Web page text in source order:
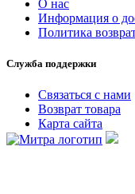
О нас
Информация о
Политика
Служба поддержки
Связаться с нами
Возврат товара
Карта сайта